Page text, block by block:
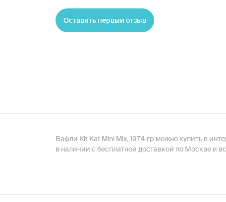
Оставить первый отзыв
Вафли Kit Kat Mini Mix, 197,4 гр можно купить в
в наличии с бесплатной доставкой по Москве и